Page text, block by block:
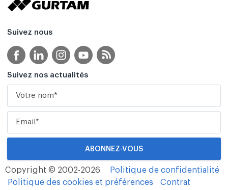
Suivez nous
Suivez nos actualités
Copyright © 2002-2026
Politique de confidentialité
Politique des cookies et préférences
Contrat